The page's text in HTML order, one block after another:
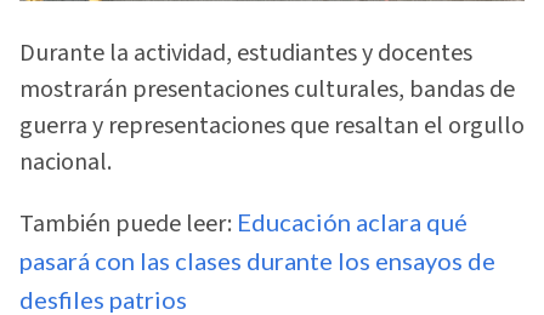
Durante la actividad, estudiantes y docentes
mostrarán presentaciones culturales, bandas de
guerra y representaciones que resaltan el orgullo
nacional.
También puede leer: Educación aclara qué
pasará con las clases durante los ensayos de
desfiles patrios